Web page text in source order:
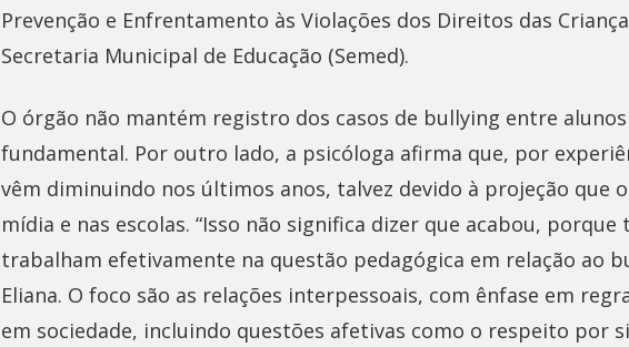
Prevenção e Enfrentamento às Violações dos Direitos das
Secretaria Municipal de Educação (Semed).
O órgão não mantém registro dos casos de bullying entre
fundamental. Por outro lado, a psicóloga afirma que, por
vêm diminuindo nos últimos anos, talvez devido à projeção que
mídia e nas escolas. “Isso não significa dizer que acabou,
trabalham efetivamente na questão pedagógica em relação ao
Eliana. O foco são as relações interpessoais, com ênfase em
em sociedade, incluindo questões afetivas como o respeito por